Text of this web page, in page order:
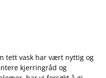
tett ‍vask har vært nyttig og
kjerringråd og